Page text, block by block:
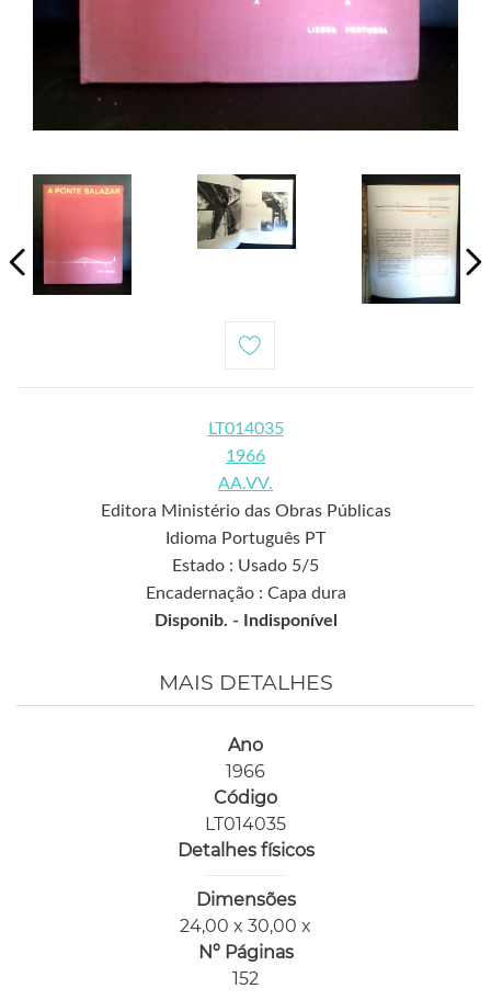
LT014035
1966
AA.VV.
Editora Ministério das Obras Públicas
Idioma Português PT
Estado : Usado 5/5
Encadernação : Capa dura
Disponib. - Indisponível
MAIS DETALHES
Ano
1966
Código
LT014035
Detalhes físicos
Dimensões
24,00 x 30,00 x
Nº Páginas
152